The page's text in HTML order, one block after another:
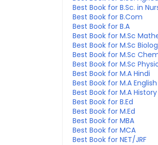
Best Book for B.Sc. in
Best Book for B.Com
Best Book for B.A
Best Book for M.Sc
Best Book for M.Sc
Best Book for M.Sc
Best Book for M.Sc
Best Book for M.A Hindi
Best Book for M.A English
Best Book for M.A History
Best Book for B.Ed
Best Book for M.Ed
Best Book for MBA
Best Book for MCA
Best Book for NET/JRF